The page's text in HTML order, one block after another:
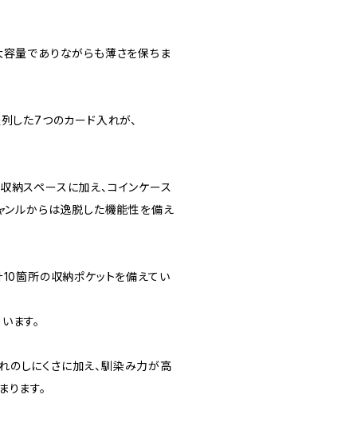
量でありながらも薄さを保ちま
した7つのカード入れが、
スペースに加え、コインケース
ンルからは逸脱した機能性を備え
箇所の収納ポケットを備えてい
ます。
しにくさに加え、馴染み力が高
ます。